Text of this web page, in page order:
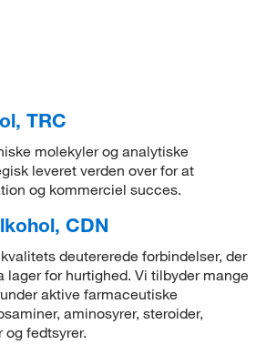
TRC
molekyler og analytiske
leveret verden over for at
og kommerciel succes.
CDN
deutererede forbindelser, der
lager for hurtighed. Vi tilbyder mange
aktive farmaceutiske
aminosyrer, steroider,
og fedtsyrer.